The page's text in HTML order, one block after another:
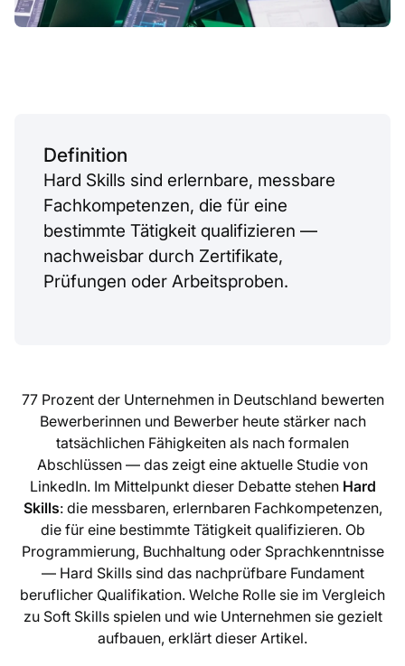
Definition
Hard Skills sind erlernbare, messbare
Fachkompetenzen, die für eine
bestimmte Tätigkeit qualifizieren —
nachweisbar durch Zertifikate,
Prüfungen oder Arbeitsproben.
77 Prozent der Unternehmen in Deutschland bewerten
Bewerberinnen und Bewerber heute stärker nach
tatsächlichen Fähigkeiten als nach formalen
Abschlüssen — das zeigt eine aktuelle Studie von
LinkedIn. Im Mittelpunkt dieser Debatte stehen Hard
Skills: die messbaren, erlernbaren Fachkompetenzen,
die für eine bestimmte Tätigkeit qualifizieren. Ob
Programmierung, Buchhaltung oder Sprachkenntnisse
— Hard Skills sind das nachprüfbare Fundament
beruflicher Qualifikation. Welche Rolle sie im Vergleich
zu Soft Skills spielen und wie Unternehmen sie gezielt
aufbauen, erklärt dieser Artikel.